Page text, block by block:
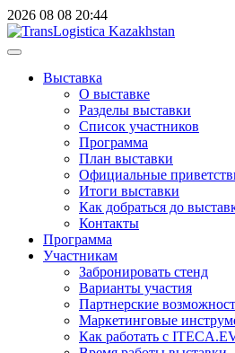
2026 08 08 20:44
Выставка
О выставке
Разделы выставки
Список участников
Программа
План выставки
Официальные
Итоги выставки
Как добраться до
Контакты
Программа
Участникам
Забронировать стенд
Варианты участия
Партнерские
Маркетинговые
Как работать с